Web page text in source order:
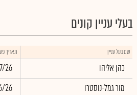
בעלי עניין קונים
שם בעל עניין תאריך
כהן אליהו 26
מור גמל-נוסטרו
26